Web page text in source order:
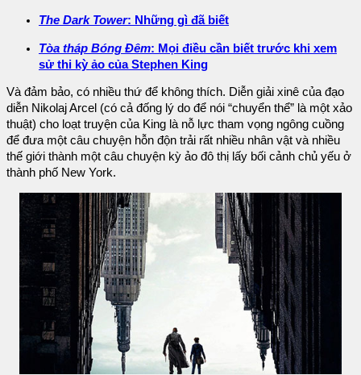
The Dark Tower: Những gì đã biết
Tòa tháp Bóng Đêm: Mọi điều cần biết trước khi xem
sử thi kỳ ảo của Stephen King
Và đảm bảo, có nhiều thứ để không thích. Diễn giải xinê của đạo
diễn Nikolaj Arcel (có cả đống lý do để nói “chuyển thể” là một xảo
thuật) cho loạt truyện của King là nỗ lực tham vọng ngông cuồng
để đưa một câu chuyện hỗn độn trải rất nhiều nhân vật và nhiều
thế giới thành một câu chuyện kỳ ảo đô thị lấy bối cảnh chủ yếu ở
thành phố New York.